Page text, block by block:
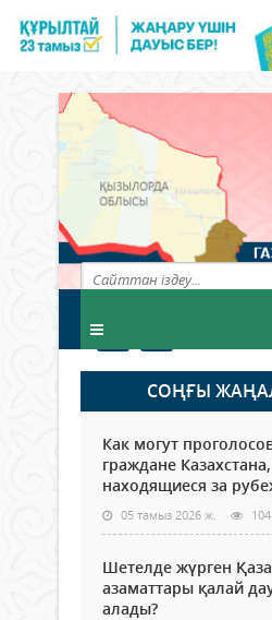
СОҢҒЫ
Как могут
граждане Казахстана,
находящиеся за
05 тамыз 2026 ж. 104
Шетелде жүрген
азаматтары қалай
алады?